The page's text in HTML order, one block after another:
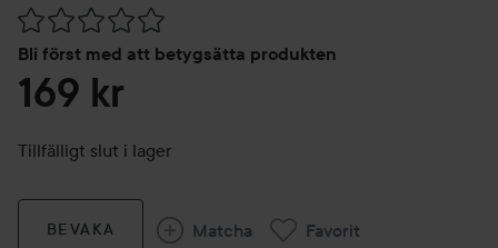
Bli först med att betygsätta produkten
Hoppa till Betyg & kommentarer
169 kr
Tillfälligt slut i lager
BEVAKA Matcha Favorit